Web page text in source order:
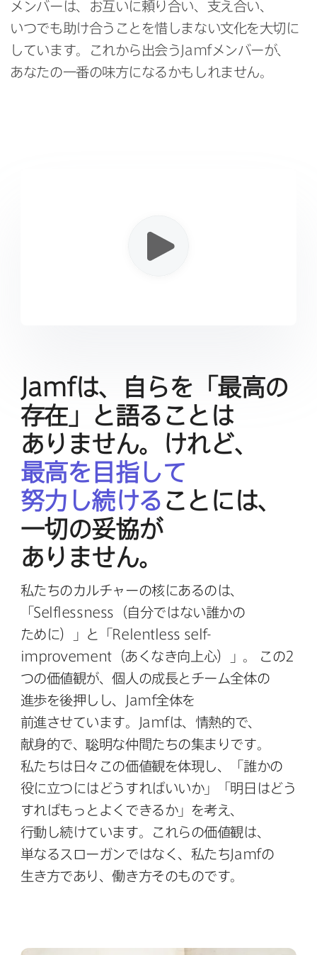
メンバーは、​お互いに​頼り合い、​支え合い、​
いつでも​助け合う​ことを​惜しまない​文化を​大切に​
しています。​これから​出会う Jamfメンバーが、​
あなたの​一番の​味方に​なるかもしれません。
Jamfは、​自らを​「最高の​
存在」と​語る​ことは​
ありません。​けれど、
最高を​目指して​
努力し続ける ことには、​
一切の​妥協が​
ありません。
私たちの​カルチャーの​核に​あるのは、​
「 Selflessness （自分ではない​誰かの​
ために）」と​「 Relentless self-
improvement（あくなき向上心）」。 この2
つの​価値観が、​個人の​成長と​チーム全体の​
進歩を​後押しし、
Jamf全体を​
前進させています。
Jamfは、​情熱的で、​
献身的で、​聡明な​仲間たちの​集まりです。
私たちは​日々​この​価値観を​体現し、​「誰かの​
役に​立つには​どう​すれば​いいか」​「明日は​どう​
すれば​もっと​よく​できるか」を​考え、​
行動し続けています。​これらの​価値観は、​
単なる​スローガンではなく、​私たち Jamfの​
生き方であり、​働き方​その​ものです。